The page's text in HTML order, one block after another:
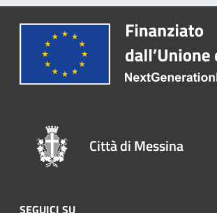
Città di Messina
SEGUICI SU